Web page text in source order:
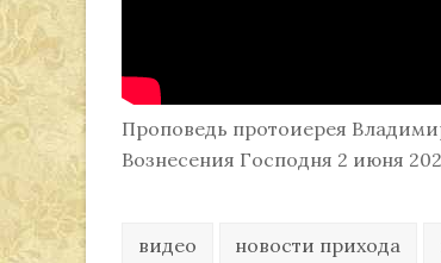
Проповедь протоиерея
Вознесения Господня 2 июня
видео новости прихода